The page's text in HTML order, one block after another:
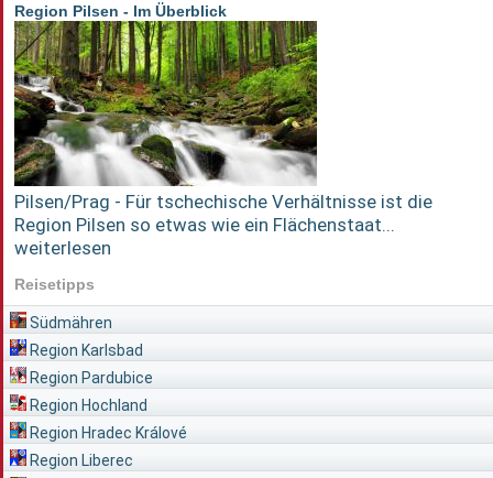
Region Pilsen - Im Überblick
Pilsen/Prag - Für tschechische Verhältnisse ist die
Region Pilsen so etwas wie ein Flächenstaat...
weiterlesen
Reisetipps
Südmähren
Region Karlsbad
Region Pardubice
Region Hochland
Region Hradec Králové
Region Liberec